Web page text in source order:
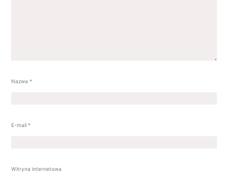
Nazwa *
E-mail *
Witryna internetowa